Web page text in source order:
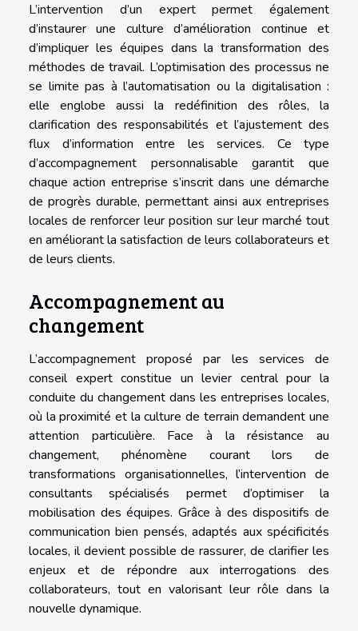
L’intervention d’un expert permet également
d’instaurer une culture d’amélioration continue et
d’impliquer les équipes dans la transformation des
méthodes de travail. L’optimisation des processus ne
se limite pas à l’automatisation ou la digitalisation :
elle englobe aussi la redéfinition des rôles, la
clarification des responsabilités et l’ajustement des
flux d’information entre les services. Ce type
d’accompagnement personnalisable garantit que
chaque action entreprise s’inscrit dans une démarche
de progrès durable, permettant ainsi aux entreprises
locales de renforcer leur position sur leur marché tout
en améliorant la satisfaction de leurs collaborateurs et
de leurs clients.
Accompagnement au
changement
L’accompagnement proposé par les services de
conseil expert constitue un levier central pour la
conduite du changement dans les entreprises locales,
où la proximité et la culture de terrain demandent une
attention particulière. Face à la résistance au
changement, phénomène courant lors de
transformations organisationnelles, l’intervention de
consultants spécialisés permet d’optimiser la
mobilisation des équipes. Grâce à des dispositifs de
communication bien pensés, adaptés aux spécificités
locales, il devient possible de rassurer, de clarifier les
enjeux et de répondre aux interrogations des
collaborateurs, tout en valorisant leur rôle dans la
nouvelle dynamique.